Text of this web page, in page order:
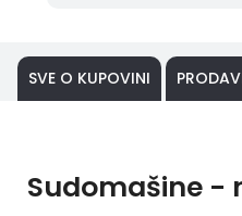
SVE O KUPOVINI
Sudomašine -